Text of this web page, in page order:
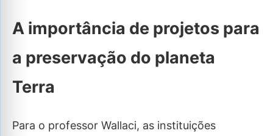
A importância de projetos para
a preservação do planeta
Terra
Para o professor Wallaci, as instituições